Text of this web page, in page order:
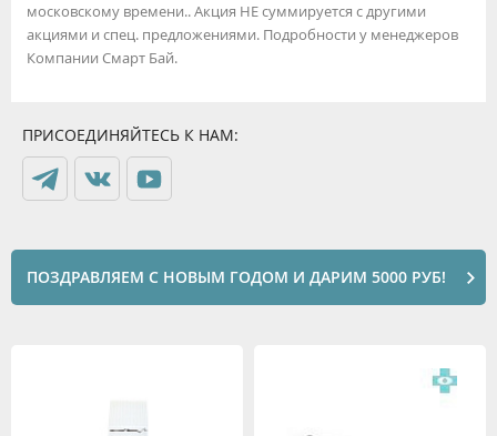
московскому времени.. Акция НЕ суммируется с другими
акциями и спец. предложениями. Подробности у менеджеров
Компании Смарт Бай.
ПРИСОЕДИНЯЙТЕСЬ К НАМ:
ПОЗДРАВЛЯЕМ С НОВЫМ ГОДОМ И ДАРИМ 5000 РУБ!